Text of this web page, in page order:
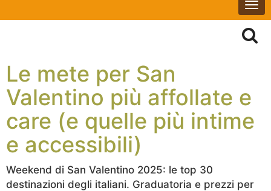
Le mete per San
Valentino più affollate e
care (e quelle più intime
e accessibili)
Weekend di San Valentino 2025: le top 30
destinazioni degli italiani. Graduatoria e prezzi per